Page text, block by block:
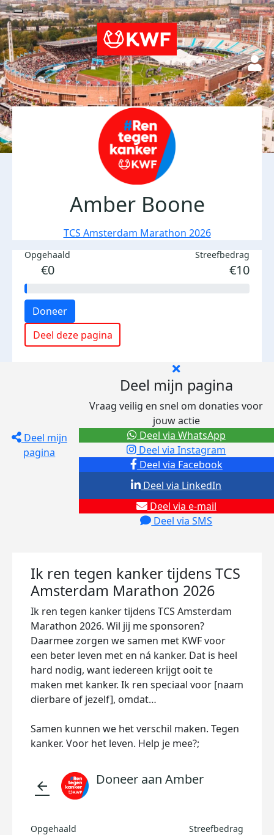
Amber Boone
TCS Amsterdam Marathon 2026
Opgehaald
€0
Streefbedrag
€10
Doneer
Deel deze pagina
Deel mijn
pagina
Deel mijn pagina
Vraag veilig en snel om donaties voor
jouw actie
Deel via Facebook
Deel via Instagram
Deel via e-mail
Deel via SMS
Deel via LinkedIn
Deel via WhatsApp
Ik ren tegen kanker tijdens TCS
Amsterdam Marathon 2026
Ik ren tegen kanker tijdens TCS Amsterdam
Marathon 2026. Wil jij me sponsoren?
Daarmee zorgen we samen met KWF voor
een beter leven met en ná kanker. Dat is heel
hard nodig, want iedereen krijgt ooit te
maken met kanker. Ik ren speciaal voor [naam
dierbare of jezelf], omdat…
Samen kunnen we het verschil maken. Tegen
kanker. Voor het leven. Help je mee?;
arrow_back Doneer aan Amber
Opgehaald Streefbedrag